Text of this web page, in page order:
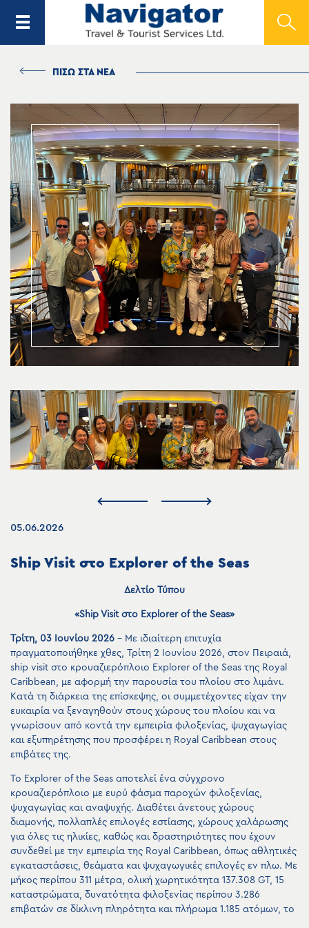
ΠΙΣΩ ΣΤΑ ΝΕΑ
05.06.2026
Ship Visit στο Explorer of the Seas
Δελτίο Τύπου
«Ship Visit στο Explorer of the Seas»
Τρίτη, 03 Ιουνίου 2026 – Με ιδιαίτερη επιτυχία
πραγματοποιήθηκε χθες, Τρίτη 2 Ιουνίου 2026, στον Πειραιά,
ship visit στο κρουαζιερόπλοιο Explorer of the Seas της Royal
Caribbean, με αφορμή την παρουσία του πλοίου στο λιμάνι.
Κατά τη διάρκεια της επίσκεψης, οι συμμετέχοντες είχαν την
ευκαιρία να ξεναγηθούν στους χώρους του πλοίου και να
γνωρίσουν από κοντά την εμπειρία φιλοξενίας, ψυχαγωγίας
και εξυπηρέτησης που προσφέρει η Royal Caribbean στους
επιβάτες της.
Το Explorer of the Seas αποτελεί ένα σύγχρονο
κρουαζιερόπλοιο με ευρύ φάσμα παροχών φιλοξενίας,
ψυχαγωγίας και αναψυχής. Διαθέτει άνετους χώρους
διαμονής, πολλαπλές επιλογές εστίασης, χώρους χαλάρωσης
για όλες τις ηλικίες, καθώς και δραστηριότητες που έχουν
συνδεθεί με την εμπειρία της Royal Caribbean, όπως αθλητικές
εγκαταστάσεις, θεάματα και ψυχαγωγικές επιλογές εν πλω. Με
μήκος περίπου 311 μέτρα, ολική χωρητικότητα 137.308 GT, 15
καταστρώματα, δυνατότητα φιλοξενίας περίπου 3.286
επιβατών σε δίκλινη πληρότητα και πλήρωμα 1.185 ατόμων, το